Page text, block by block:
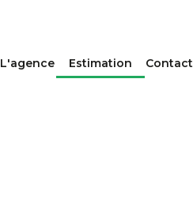
L'agence Estimation Contact